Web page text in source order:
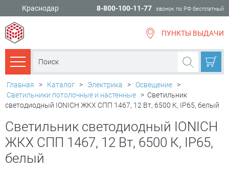
Краснодар 8-800-100-11-77 звонок по РФ бесплатный
ПУНКТЫ ВЫДАЧИ
Каталог товаров
Главная > Каталог > Электрика > Освещение >
Светильники потолочные и настенные > Светильник
светодиодный IONICH ЖКХ СПП 1467, 12 Вт, 6500 К, IP65, белый
Светильник светодиодный IONICH
ЖКХ СПП 1467, 12 Вт, 6500 К, IP65,
белый